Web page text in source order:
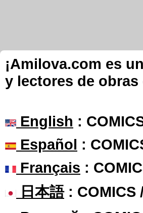
¡Amilova.com es
y lectores de obras
English :
Español :
Français :
日本語: COMICS